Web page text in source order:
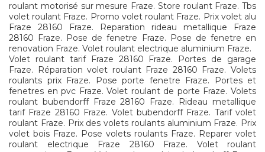
roulant motorisé sur mesure Fraze. Store roulant Fraze. Tbs
volet roulant Fraze. Promo volet roulant Fraze. Prix volet alu
Fraze 28160 Fraze. Reparation rideau metallique Fraze
28160 Fraze. Pose de fenetre Fraze. Pose de fenetre en
renovation Fraze. Volet roulant electrique aluminium Fraze.
Volet roulant tarif Fraze 28160 Fraze. Portes de garage
Fraze. Réparation volet roulant Fraze 28160 Fraze. Volets
roulants prix Fraze. Pose porte fenetre Fraze. Portes et
fenetres en pvc Fraze. Volet roulant de porte Fraze. Volets
roulant bubendorff Fraze 28160 Fraze. Rideau metallique
tarif Fraze 28160 Fraze. Volet bubendorff Fraze. Tarif volet
roulant Fraze. Prix des volets roulants aluminium Fraze. Prix
volet bois Fraze. Pose volets roulants Fraze. Reparer volet
roulant electrique Fraze 28160 Fraze. Volet roulant